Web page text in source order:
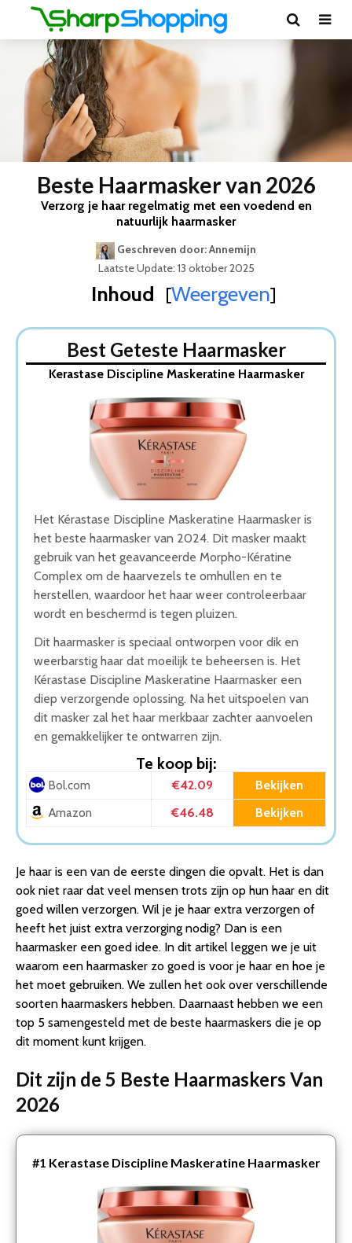
Beste Haarmasker van 2026
Verzorg je haar regelmatig met een voedend en
natuurlijk haarmasker
Geschreven door: Annemijn
Laatste Update: 13 oktober 2025
Inhoud [Weergeven]
1. Kerastase Discipline Maskeratine Haarmasker
2. Garnier Loving Blends Haarmasker
3. L Oreal Paris Elvive Full Resist Power Haarmasker
4. Shea Moisture Manuka Haarmasker
5. OLAPLEX No.8 Bond Intense Moisture Mask
Wat is de beste Haarmasker van 2026
1. Beste Haarmasker van 2026
2. Fijnste Haarmasker van 2026
4. Goede Koop Haarmasker
5. Vegan Haarmasker
Conclusie
Best Geteste Haarmasker
Kerastase Discipline Maskeratine Haarmasker
Het Kérastase Discipline Maskeratine Haarmasker is
het beste haarmasker van 2024. Dit masker maakt
gebruik van het geavanceerde Morpho-Kératine
Complex om de haarvezels te omhullen en te
herstellen, waardoor het haar weer controleerbaar
wordt en beschermd is tegen pluizen.
Dit haarmasker is speciaal ontworpen voor dik en
weerbarstig haar dat moeilijk te beheersen is. Het
Kérastase Discipline Maskeratine Haarmasker een
diep verzorgende oplossing. Na het uitspoelen van
dit masker zal het haar merkbaar zachter aanvoelen
en gemakkelijker te ontwarren zijn.
Te koop bij:
Bol.com €42.09 Bekijken
Amazon €46.48 Bekijken
Je haar is een van de eerste dingen die opvalt. Het is dan
ook niet raar dat veel mensen trots zijn op hun haar en dit
goed willen verzorgen. Wil je je haar extra verzorgen of
heeft het juist extra verzorging nodig? Dan is een
haarmasker een goed idee. In dit artikel leggen we je uit
waarom een haarmasker zo goed is voor je haar en hoe je
het moet gebruiken. We zullen het ook over verschillende
soorten haarmaskers hebben. Daarnaast hebben we een
top 5 samengesteld met de beste haarmaskers die je op
dit moment kunt krijgen.
Dit zijn de 5 Beste Haarmaskers Van
2026
#1 Kerastase Discipline Maskeratine Haarmasker